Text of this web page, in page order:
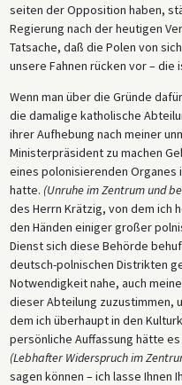
seiten der Opposition haben,
Regierung nach der heutigen
Tatsache, daß die Polen von
unsere Fahnen rücken vor – die
Wenn man über die Gründe
die damalige katholische
ihrer Aufhebung nach meiner
Ministerpräsident zu machen
eines polonisierenden Organes
hatte. (Unruhe im Zentrum und
des Herrn Krätzig, von dem ich
den Händen einiger großer
Dienst sich diese Behörde
deutsch-polnischen Distrikten
Notwendigkeit nahe, auch
dieser Abteilung zuzustimmen,
dem ich überhaupt in den
persönliche Auffassung hätte
(Lebhafter Widerspruch im
sagen können – ich lasse Ihnen